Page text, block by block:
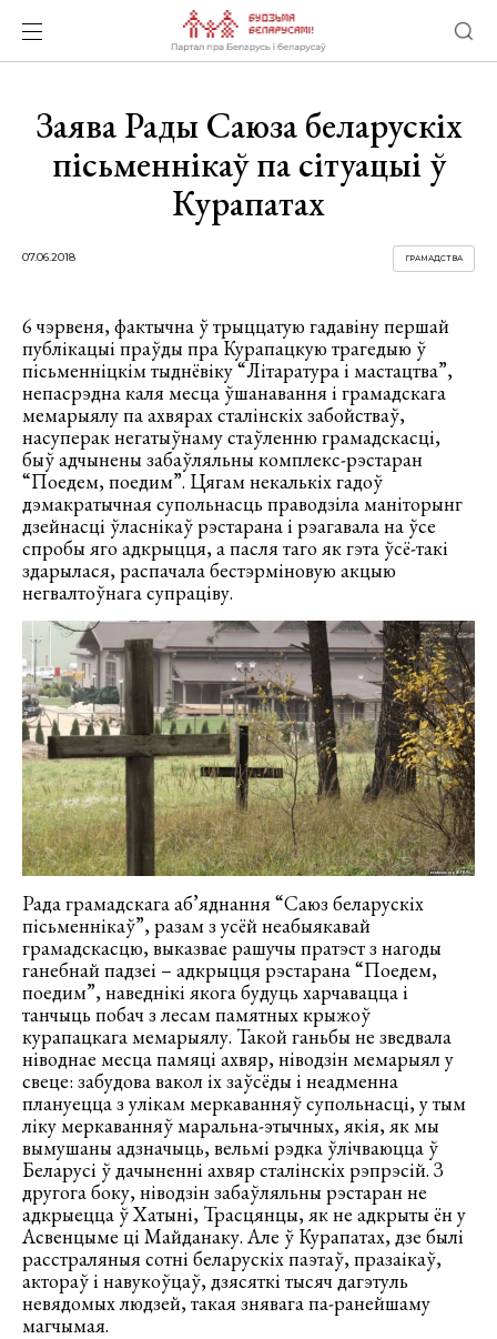
Заява Рады Саюза беларускіх
пісьменнікаў па сітуацыі ў
Курапатах
07.06.2018 ГРАМАДСТВА
6 чэрвеня, фактычна ў трыццатую гадавіну першай
публікацыі праўды пра Курапацкую трагедыю ў
пісьменніцкім тыднёвіку “Літаратура і мастацтва”,
непасрэдна каля месца ўшанавання і грамадскага
мемарыялу па ахвярах сталінскіх забойстваў,
насуперак негатыўнаму стаўленню грамадскасці,
быў адчынены забаўляльны комплекс-рэстаран
“Поедем, поедим”. Цягам некалькіх гадоў
дэмакратычная супольнасць праводзіла маніторынг
дзейнасці ўласнікаў рэстарана і рэагавала на ўсе
спробы яго адкрыцця, а пасля таго як гэта ўсё-такі
здарылася, распачала бестэрміновую акцыю
негвалтоўнага супраціву.
Рада грамадскага аб’яднання “Саюз беларускіх
пісьменнікаў”, разам з усёй неабыякавай
грамадскасцю, выказвае рашучы пратэст з нагоды
ганебнай падзеі – адкрыцця рэстарана “Поедем,
поедим”, наведнікі якога будуць харчавацца і
танчыць побач з лесам памятных крыжоў
курапацкага мемарыялу. Такой ганьбы не зведвала
ніводнае месца памяці ахвяр, ніводзін мемарыял у
свеце: забудова вакол іх заўсёды і неадменна
плануецца з улікам меркаванняў супольнасці, у тым
ліку меркаванняў маральна-этычных, якія, як мы
вымушаны адзначыць, вельмі рэдка ўлічваюцца ў
Беларусі ў дачыненні ахвяр сталінскіх рэпрэсій. З
другога боку, ніводзін забаўляльны рэстаран не
адкрыецца ў Хатыні, Трасцянцы, як не адкрыты ён у
Асвенцыме ці Майданаку. Але ў Курапатах, дзе былі
расстраляныя сотні беларускіх паэтаў, празаікаў,
актораў і навукоўцаў, дзясяткі тысяч дагэтуль
невядомых людзей, такая знявага па-ранейшаму
магчымая.